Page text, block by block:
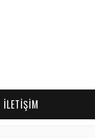
İLETİŞİM